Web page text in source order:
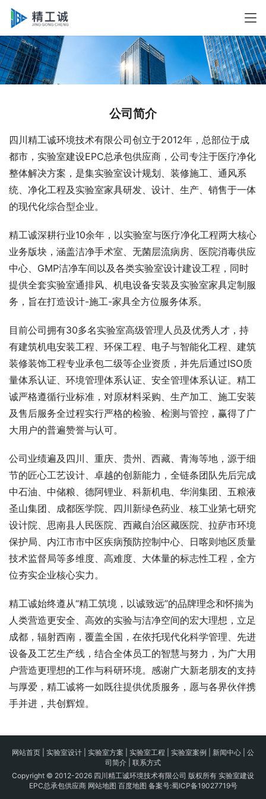
公司简介
四川精工诚环境技术有限公司创立于2012年，总部位于成
都市，实验室建设EPC总承包供应商，公司专注于医疗净化
整体解决方案，是集实验室设计规划、装修施工、通风系
统、净化工程及实验室家具研发、设计、生产、销售于一体
的现代化综合型企业。
精工诚深耕行业10余年，以实验室与医疗净化工程两大核心
业务版块，涵盖洁净手术室、无菌层流病房、医院消毒供应
中心、GMP洁净车间以及各类实验室设计建设工程，同时
提供全套实验室通排风、机电设备安装及实验室家具定制服
务，旨在打造设计-施工-家具全方位服务体系。
目前公司拥有30多名实验室高级管理人员及优秀人才，持
有建筑机电安装工程、环保工程、电子与智能化工程、建筑
装修装饰工程专业承包二级等企业资质，并先后通过ISO质
量体系认证、环境管理体系认证、安全管理体系认证。精工
诚严格遵循行业标准，对原材料采购、生产加工、施工安装
及售后服务全过程实行严格的检验、检测与管控，赢得了广
大用户的普遍赞誉与认可。
公司业绩遍及四川、重庆、贵州、西藏、青海等地，源于细
节的匠心工艺设计、卓越的创新能力，全链条团队先后完成
中石油、中储粮、德阿锂业、科新机电、华润集团、五粮液
圣山集团、成都医学院、四川新绿色药业、核工业第七研究
设计院、思南县人民医院、西藏自治区藏医院、拉萨市环境
保护局、内江市市中区疾病预防控制中心、日喀则地区质量
技术监督局等多维度、高难度、大体量的标志性工程，全方
位夯实企业核心实力。
精工诚始终遵从“精工筑境，以诚致远”的品牌理念和怀揣为
人类营造更安全、高效的实验与洁净空间的宏大理想，立足
成都，辐射西南，覆盖全国，在依托现代化科学管理、先进
设备及工艺生产线，结合全体员工的智慧与努力，为广大用
户营造更理想的工作与科研环境。感谢广大新老朋友的支持
与厚爱，精工诚将一如既往提供优质服务，愿与各界伙伴携
手并进，共创辉煌。
网站首页 实验室设计 实验室方案 实验室工程 实验室案例 新闻中心
公
司简介
联系方式
Copyright © 2012-2026 四川精工诚环境技术有限公司 版权所有 实验室建设
EPC总承包供应商 网站地图 百度地图 备案号:蜀ICP备19027719号